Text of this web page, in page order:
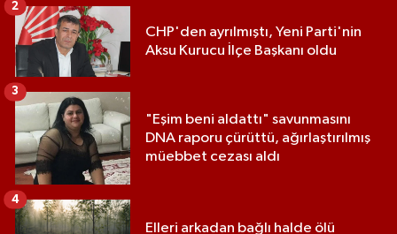
CHP'den ayrılmıştı, Yeni Parti'nin
Aksu Kurucu İlçe Başkanı oldu
2
"Eşim beni aldattı" savunmasını
DNA raporu çürüttü, ağırlaştırılmış
müebbet cezası aldı
3
Elleri arkadan bağlı halde ölü
4